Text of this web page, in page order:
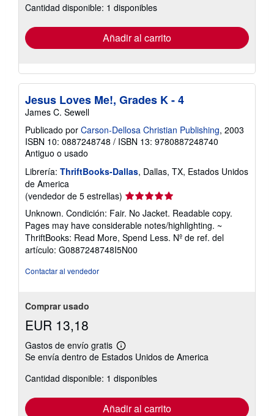
las
tarifas
envío
Cantidad disponible: 1 disponibles
Añadir al carrito
Jesus Loves Me!, Grades K - 4
James C. Sewell
Publicado por Carson-Dellosa Christian Publishing, 2003
ISBN 10: 0887248748 / ISBN 13: 9780887248740
Antiguo o usado
Librería: ThriftBooks-Dallas, Dallas, TX, Estados Unidos
de America
(vendedor de 5 estrellas) Calificación
del
vendedor:
5
de
5
Unknown. Condición: Fair. No Jacket. Readable copy.
Pages may have considerable notes/highlighting. ~
ThriftBooks: Read More, Spend Less. Nº de ref. del
artículo: G0887248748I5N00
Contactar al vendedor
Comprar usado
EUR 13,18
Gastos de envío gratis
Más
información
las
tarifas
envío
Se envía dentro de Estados Unidos de America
Cantidad disponible: 1 disponibles
Añadir al carrito